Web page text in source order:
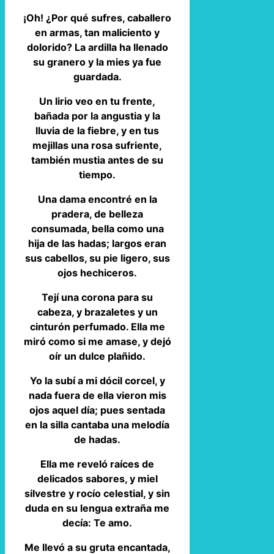
¡Oh! ¿Por qué sufres, caballero
en armas, tan maliciento y
dolorido? La ardilla ha llenado
su granero y la mies ya fue
guardada.
Un lirio veo en tu frente,
bañada por la angustia y la
lluvia de la fiebre, y en tus
mejillas una rosa sufriente,
también mustia antes de su
tiempo.
Una dama encontré en la
pradera, de belleza
consumada, bella como una
hija de las hadas; largos eran
sus cabellos, su pie ligero, sus
ojos hechiceros.
Tejí una corona para su
cabeza, y brazaletes y un
cinturón perfumado. Ella me
miró como si me amase, y dejó
oír un dulce plañido.
Yo la subí a mi dócil corcel, y
nada fuera de ella vieron mis
ojos aquel día; pues sentada
en la silla cantaba una melodía
de hadas.
Ella me reveló raíces de
delicados sabores, y miel
silvestre y rocío celestial, y sin
duda en su lengua extraña me
decía: Te amo.
Me llevó a su gruta encantada,